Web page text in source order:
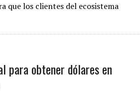
que los clientes del ecosistema
para obtener dólares en